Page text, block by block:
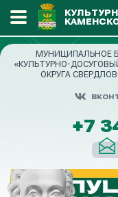
МУНИЦИПАЛЬНОЕ
«КУЛЬТУРНО-
ОКРУГА
+7